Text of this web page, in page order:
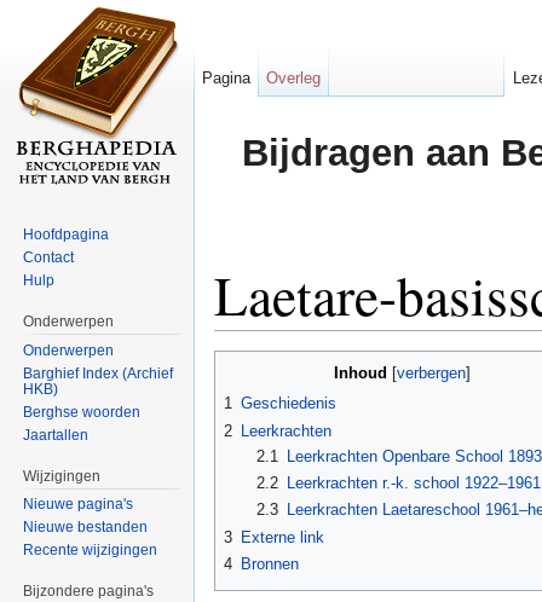
Bijdragen aan
Laetare-
Inhoud verbergen]
1 Geschiedenis
2 Leerkrachten
2.1
Leerkrachten Openbare School
2.2
Leerkrachten r.-k. school 1922–1961
2.3
Leerkrachten Laetareschool
3 Externe link
4 Bronnen
Pagina Overleg
Hoofdpagina
Contact
Hulp
Onderwerpen
Onderwerpen
Barghief Index (Archief
HKB)
Berghse woorden
Jaartallen
Wijzigingen
Nieuwe pagina's
Nieuwe bestanden
Recente wijzigingen
Bijzondere pagina's